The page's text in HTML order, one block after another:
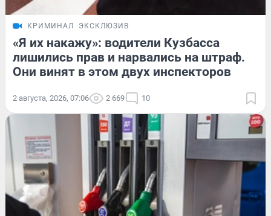
КРИМИНАЛ ЭКСКЛЮЗИВ
«Я их накажу»: водители Кузбасса
лишились прав и нарвались на штраф.
Они винят в этом двух инспекторов
2 августа, 2026, 07:06 2 669 10